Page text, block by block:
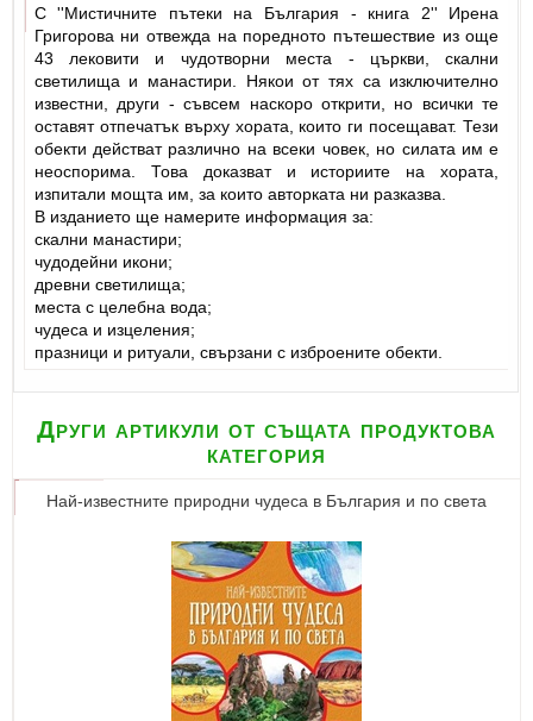
С ''Мистичните пътеки на България - книга 2'' Ирена
Григорова ни отвежда на поредното пътешествие из още
43 лековити и чудотворни места - църкви, скални
светилища и манастири. Някои от тях са изключително
известни, други - съвсем наскоро открити, но всички те
оставят отпечатък върху хората, които ги посещават. Тези
обекти действат различно на всеки човек, но силата им е
неоспорима. Това доказват и историите на хората,
изпитали мощта им, за които авторката ни разказва.
В изданието ще намерите информация за:
скални манастири;
чудодейни икони;
древни светилища;
места с целебна вода;
чудеса и изцеления;
празници и ритуали, свързани с изброените обекти.
Други артикули от същата продуктова
категория
Най-известните природни чудеса в България и по света